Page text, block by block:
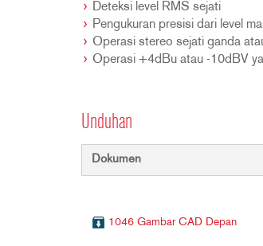
Deteksi level RMS sejati
Pengukuran presisi dari level
Operasi stereo sejati ganda
Operasi +4dBu atau -10dBV
Unduhan
Dokumen
1046 Gambar CAD Depan